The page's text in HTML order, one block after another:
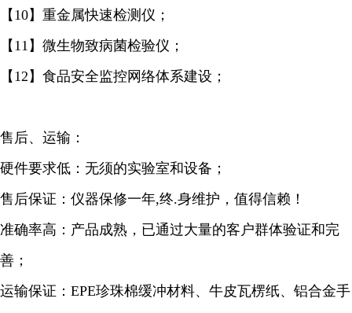
【10】重金属快速检测仪；
【11】微生物致病菌检验仪；
【12】食品安全监控网络体系建设；
售后、运输：
硬件要求低：无须的实验室和设备；
售后保证：仪器保修一年,终.身维护，值得信赖！
准确率高：产品成熟，已通过大量的客户群体验证和完
善；
运输保证：EPE珍珠棉缓冲材料、牛皮瓦楞纸、铝合金手